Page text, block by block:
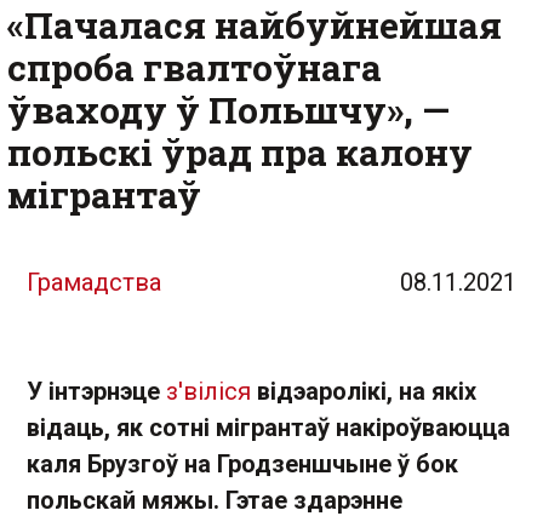
«Пачалася найбуйнейшая
спроба гвалтоўнага
ўваходу ў Польшчу», —
польскі ўрад пра калону
мігрантаў
Грамадства 08.11.2021
У інтэрнэце з'віліся відэаролікі, на якіх
відаць, як сотні мігрантаў накіроўваюцца
каля Брузгоў на Гродзеншчыне ў бок
польскай мяжы. Гэтае здарэнне